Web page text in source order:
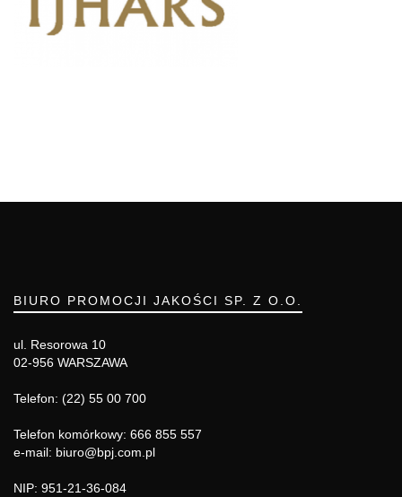
BIURO PROMOCJI JAKOŚCI SP. Z O.O.
ul. Resorowa 10
02-956 WARSZAWA
Telefon: (22) 55 00 700
Telefon komórkowy: 666 855 557
e-mail: biuro@bpj.com.pl
NIP: 951-21-36-084